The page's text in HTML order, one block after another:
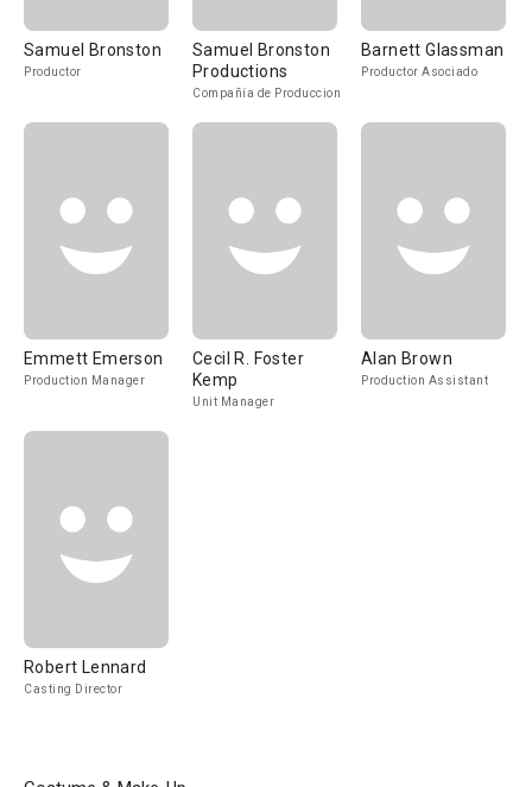
Samuel Bronston
Productor
Samuel Bronston
Productions
Compañía de Produccion
Barnett Glassman
Productor Asociado
Emmett Emerson
Production Manager
Cecil R. Foster
Kemp
Unit Manager
Alan Brown
Production Assistant
Robert Lennard
Casting Director